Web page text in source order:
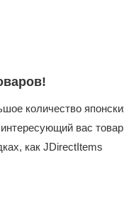
количество
вас товар
как JDirectItems